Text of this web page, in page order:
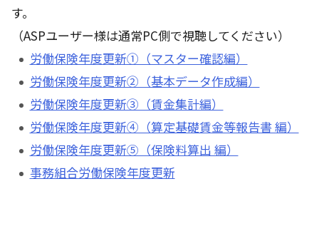
す。
（ASPユーザー様は通常PC側で視聴してください）
労働保険年度更新①（マスター確認編）
労働保険年度更新②（基本データ作成編）
労働保険年度更新③（賃金集計編）
労働保険年度更新④（算定基礎賃金等報告書 編）
労働保険年度更新⑤（保険料算出 編）
事務組合労働保険年度更新